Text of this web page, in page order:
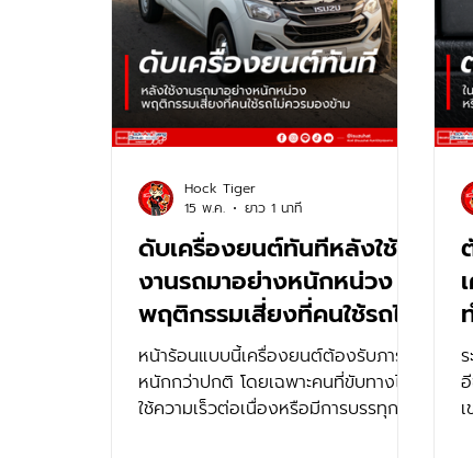
ดับเครื่องยนต์ทันทีหลังใช้
งานรถมาอย่างหนักหน่วง
พฤติกรรมเสี่ยงที่คนใช้รถไม่
ควรมองข้าม
หน้าร้อนแบบนี้เครื่องยนต์ต้องรับภาระ
หนักกว่าปกติ โดยเฉพาะคนที่ขับทางไกล
ใช้ความเร็วต่อเนื่องหรือมีการบรรทุก
Hock Tiger
15 พ.ค.
ยาว 1 นาที